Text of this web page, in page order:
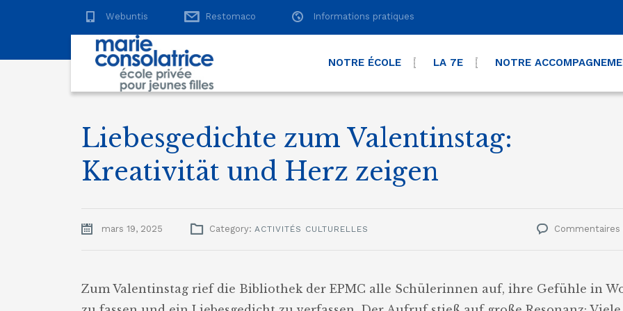
Webuntis Restomaco Informations pratiques
NOTRE ÉCOLE LA 7E NOTRE
Liebesgedichte zum Valentinstag:
Kreativität und Herz zeigen
mars 19, 2025 Category: ACTIVITÉS CULTURELLES Commentaires
Zum Valentinstag rief die Bibliothek der EPMC alle Schülerinnen auf, ihre Gefühle in